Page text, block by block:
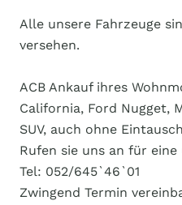
Alle unsere Fahrzeuge
versehen.
ACB Ankauf ihres
California, Ford Nugget,
SUV, auch ohne
Rufen sie uns an für
Tel: 052/645`46`01
Zwingend Termin